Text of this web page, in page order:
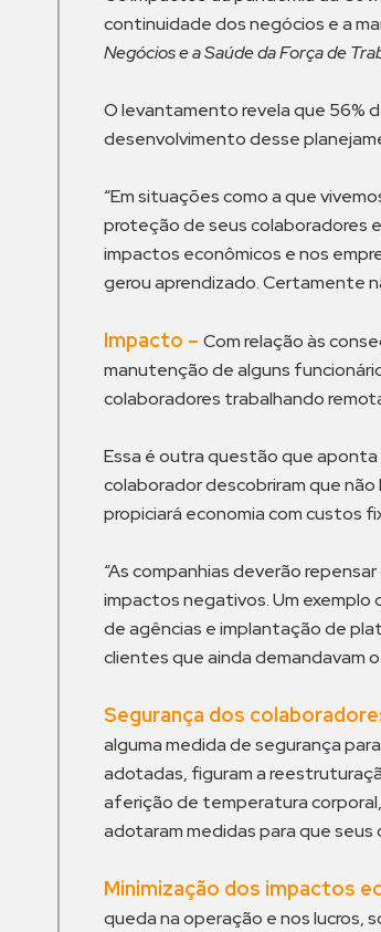
continuidade dos negócios e a
Negócios e a Saúde da Força de
O levantamento revela que 56%
desenvolvimento desse
“Em situações como a que
proteção de seus colaboradores
impactos econômicos e nos
gerou aprendizado. Certamente
Impacto – Com relação às
manutenção de alguns
colaboradores trabalhando
Essa é outra questão que aponta
colaborador descobriram que
propiciará economia com custos
“As companhias deverão
impactos negativos. Um exemplo
de agências e implantação de
clientes que ainda demandavam
Segurança dos
alguma medida de segurança
adotadas, figuram a
aferição de temperatura
adotaram medidas para que
Minimização dos impactos
queda na operação e nos lucros,